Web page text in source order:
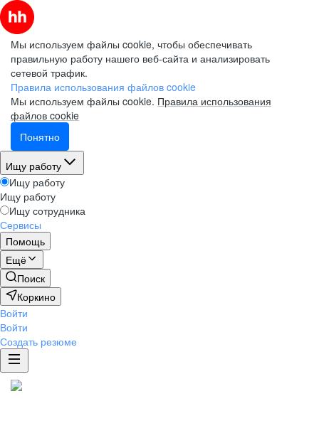
Мы используем файлы cookie, чтобы обеспечивать
правильную работу нашего веб-сайта и анализировать
сетевой трафик.
Правила использования файлов cookie
Мы используем файлы cookie. Правила использования
файлов cookie
Понятно
Ищу работу
Ищу работу
Ищу работу
Ищу сотрудника
Сервисы
Помощь
Ещё
Поиск
Коркино
Войти
Войти
Создать резюме